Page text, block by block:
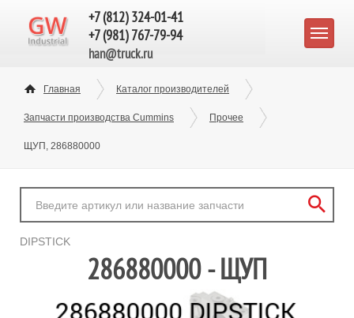
+7 (812) 324-01-41
+7 (981) 767-79-94
han@truck.ru
Главная Каталог производителей
Запчасти производства Cummins Прочее
ЩУП, 286880000
DIPSTICK
286880000 - ЩУП